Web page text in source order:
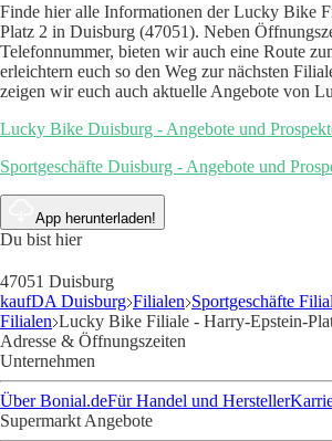
Finde hier alle Informationen der Lucky Bike
Platz 2 in Duisburg (47051). Neben
Telefonnummer, bieten wir auch eine Route
erleichtern euch so den Weg zur nächsten
zeigen wir euch auch aktuelle Angebote von
Lucky Bike Duisburg - Angebote und
Sportgeschäfte Duisburg - Angebote und
App herunterladen!
Du bist hier
47051 Duisburg
kaufDA Duisburg Filialen Sportgeschäfte
Filialen Lucky Bike Filiale - Harry-Epstein-
Adresse & Öffnungszeiten
Unternehmen
Über Bonial.deFür Handel und Hersteller
Supermarkt Angebote